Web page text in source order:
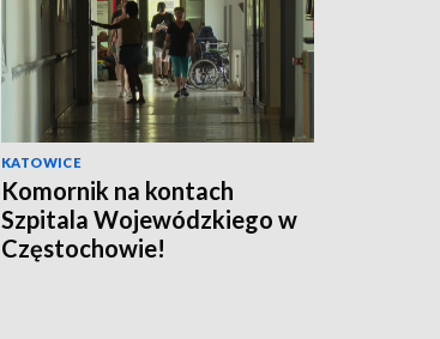
KATOWICE
Komornik na kontach
Szpitala Wojewódzkiego w
Częstochowie!